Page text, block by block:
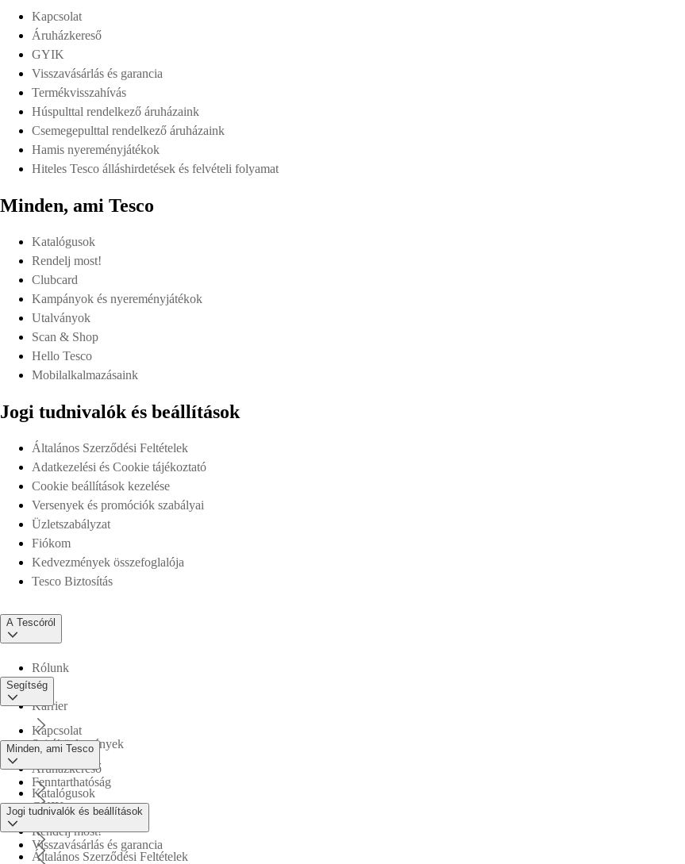
Kapcsolat
Áruházkereső
GYIK
Visszavásárlás és garancia
Termékvisszahívás
Húspulttal rendelkező áruházaink
Csemegepulttal rendelkező áruházaink
Hamis nyereményjátékok
Hiteles Tesco álláshirdetések és felvételi folyamat
Minden, ami Tesco
Katalógusok
Rendelj most!
Clubcard
Kampányok és nyereményjátékok
Utalványok
Scan & Shop
Hello Tesco
Mobilalkalmazásaink
Jogi tudnivalók és beállítások
Általános Szerződési Feltételek
Adatkezelési és Cookie tájékoztató
Cookie beállítások kezelése
Versenyek és promóciók szabályai
Üzletszabályzat
Fiókom
Kedvezmények összefoglalója
Tesco Biztosítás
A Tescóról
Rólunk
Karrier
Sajtóközlemények
Fenntarthatóság
Segítség
Kapcsolat
Áruházkereső
GYIK
Visszavásárlás és garancia
Minden, ami Tesco
Katalógusok
Rendelj most!
Jogi tudnivalók és beállítások
Általános Szerződési Feltételek